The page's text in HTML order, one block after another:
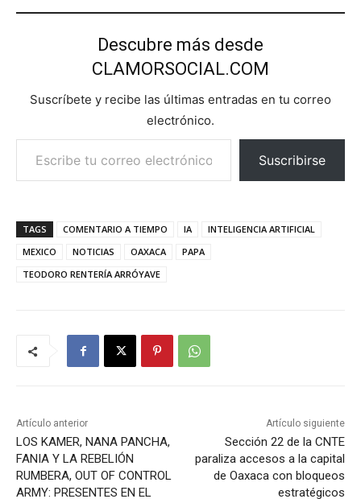
Descubre más desde
CLAMORSOCIAL.COM
Suscríbete y recibe las últimas entradas en tu correo
electrónico.
Escribe tu correo electrónico…
Suscribirse
TAGS COMENTARIO A TIEMPO IA
INTELIGENCIA ARTIFICIAL
MEXICO
NOTICIAS OAXACA
PAPA
TEODORO RENTERÍA ARRÓYAVE
Artículo anterior
LOS KAMER, NANA PANCHA,
FANIA Y LA REBELIÓN
RUMBERA, OUT OF CONTROL
ARMY: PRESENTES EN EL
Artículo siguiente
Sección 22 de la CNTE
paraliza accesos a la capital
de Oaxaca con bloqueos
estratégicos